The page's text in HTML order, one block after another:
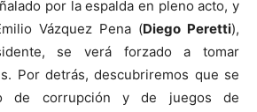
por la espalda en pleno acto, y
Vázquez Pena (Diego Peretti),
se verá forzado a tomar
Por detrás, descubriremos que se
de corrupción y de juegos de